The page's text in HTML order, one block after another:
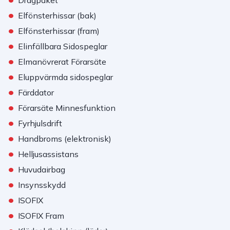
• Elfönsterhissar (bak)
• Elfönsterhissar (fram)
• Elinfällbara Sidospeglar
• Elmanövrerat Förarsäte
• Eluppvärmda sidospeglar
• Färddator
• Förarsäte Minnesfunktion
• Fyrhjulsdrift
• Handbroms (elektronisk)
• Helljusassistans
• Huvudairbag
• Insynsskydd
• ISOFIX
• ISOFIX Fram